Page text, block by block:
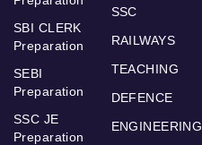
SBI CLERK
Preparation
SEBI
Preparation
SSC JE
Preparation
SSC
RAILWAYS
TEACHING
DEFENCE
ENGINEERING